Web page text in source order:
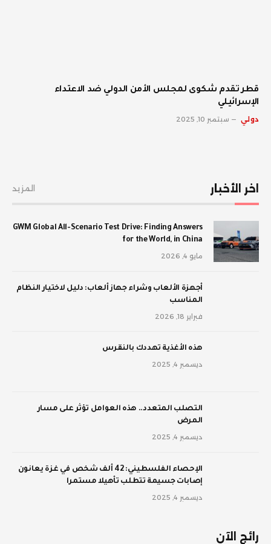
قطر تقدم شكوى لمجلس الأمن الدولي ضد الاعتداء
الإسرائيلي
دولي سبتمبر 10, 2025
اخر الأخبار المزيد
GWM Global All-Scenario Test Drive: Finding Answers
for the World, in China
مايو 4, 2026
أجهزة الألعاب وشراء جهاز ألعاب: دليل لاختيار النظام
المناسب
فبراير 18, 2026
‫هذه الأغذية تهددك بالنقرس
ديسمبر 4, 2025
‫التصلب المتعدد.. هذه العوامل تؤثر على مسار
المرض
ديسمبر 4, 2025
الإحصاء الفلسطيني: 42 ألف شخص في غزة يعانون
إصابات جسيمة تتطلب تأهيلا مستمرا
ديسمبر 4, 2025
رائج الآن